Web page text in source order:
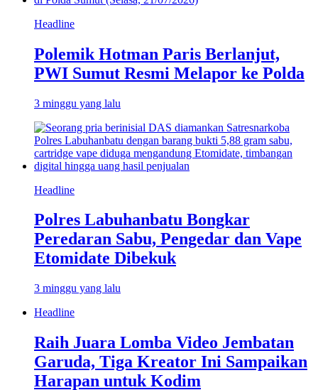
Headline
Polemik Hotman Paris Berlanjut,
PWI Sumut Resmi Melapor ke Polda
3 minggu yang lalu
Headline
Polres Labuhanbatu Bongkar
Peredaran Sabu, Pengedar dan Vape
Etomidate Dibekuk
3 minggu yang lalu
Headline
Raih Juara Lomba Video Jembatan
Garuda, Tiga Kreator Ini Sampaikan
Harapan untuk Kodim